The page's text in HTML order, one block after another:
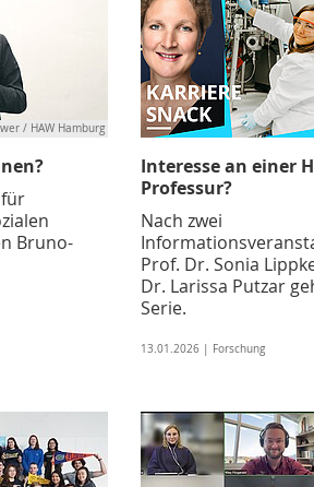
/ HAW Hamburg
Bruno-
Interesse an einer
Professur?
Nach zwei
Prof. Dr. Sonia
Dr. Larissa Putzar
Serie.
13.01.2026 | Forschung